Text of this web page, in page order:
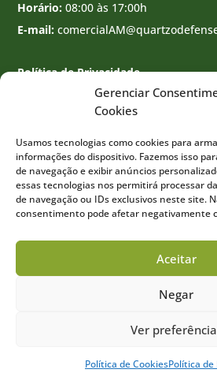
Gerenciar
Cookies
Usamos tecnologias como cookies para
informações do dispositivo. Fazemos isso
de navegação e exibir anúncios
essas tecnologias nos permitirá processar
de navegação ou IDs exclusivos neste site.
consentimento pode afetar negativamente
Aceitar
Negar
Ver
Política de CookiesPolítica de
Horário: 08:00 às 17:00h
E-mail:
Política de Privacidade
Desenvolvido por
Industria e Comércio – Todos os